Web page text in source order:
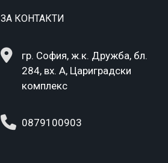
ЗА КОНТАКТИ
гр. София, ж.к. Дружба, бл.
284, вх. А, Цариградски
комплекс
0879100903